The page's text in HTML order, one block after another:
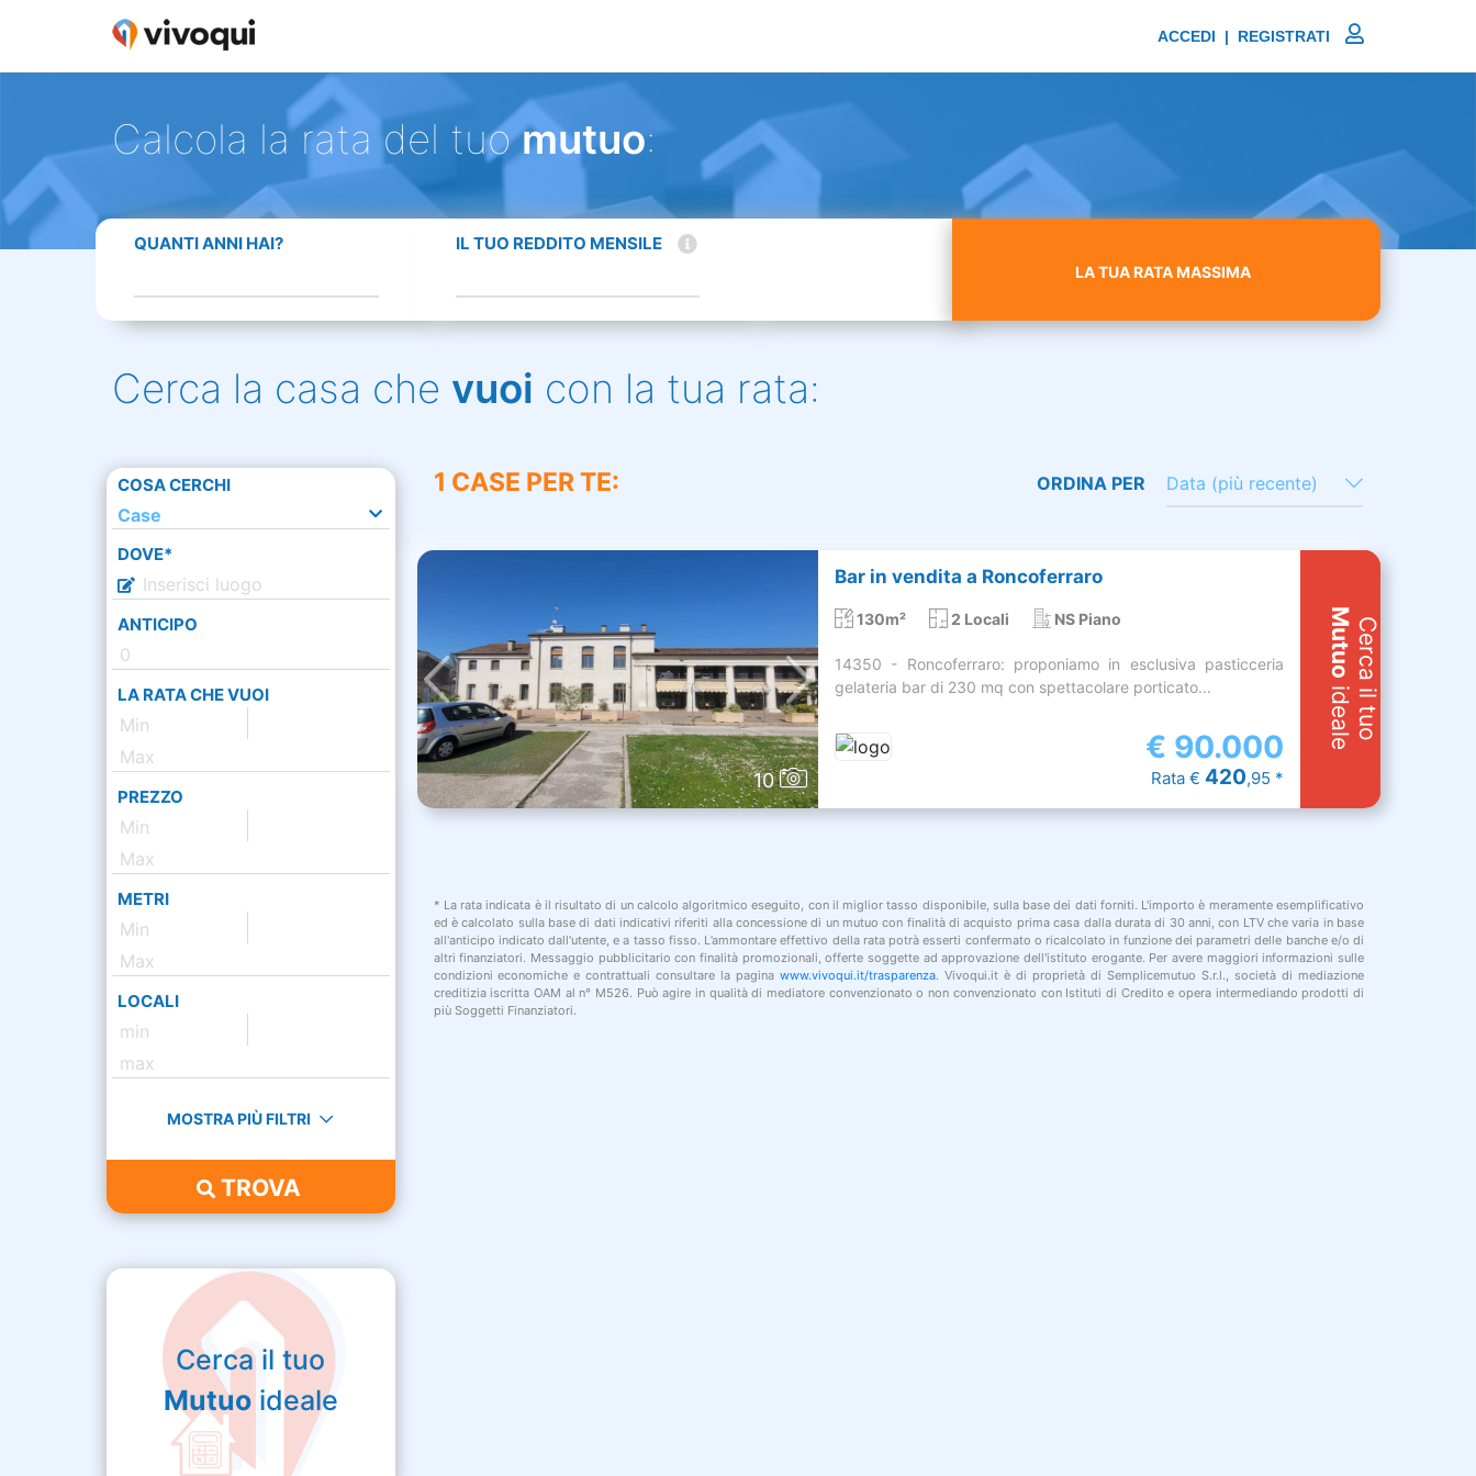
ACCEDI | REGISTRATI
Calcola la rata del tuomutuo:
QUANTI ANNI HAI? IL TUO REDDITO MENSILE
LA TUA RATA MASSIMA
Cerca la casa che vuoi con la tua rata:
COSA CERCHI
Case
DOVE*
ANTICIPO
LA RATA CHE VUOI
PREZZO
METRI
LOCALI
MOSTRA PIÙ FILTRI
TROVA
Cerca il tuo
Mutuoideale
1 CASE PER TE: ORDINA PER Data (più recente)
10
Bar in vendita a Roncoferraro
130m² 2 Locali NS Piano
14350 - Roncoferraro: proponiamo in esclusiva pasticceria
gelateria bar di 230 mq con spettacolare porticato...
€ 90.000
Rata € 420,95 *
Cerca il tuo
Mutuo
ideale
* La rata indicata è il risultato di un calcolo algoritmico eseguito, con il miglior tasso disponibile, sulla base dei dati forniti. L'importo è meramente esemplificativo
ed è calcolato sulla base di dati indicativi riferiti alla concessione di un mutuo con finalità di acquisto prima casa dalla durata di 30 anni, con LTV che varia in base
all'anticipo indicato dall'utente, e a tasso fisso. L’ammontare effettivo della rata potrà esserti confermato o ricalcolato in funzione dei parametri delle banche e/o di
altri finanziatori. Messaggio pubblicitario con finalità promozionali, offerte soggette ad approvazione dell'istituto erogante. Per avere maggiori informazioni sulle
condizioni economiche e contrattuali consultare la paginawww.vivoqui.it/trasparenza. Vivoqui.it è di proprietà di Semplicemutuo S.r.l., società di mediazione
creditizia iscritta OAM al n° M526. Può agire in qualità di mediatore convenzionato o non convenzionato con Istituti di Credito e opera intermediando prodotti di
più Soggetti Finanziatori.